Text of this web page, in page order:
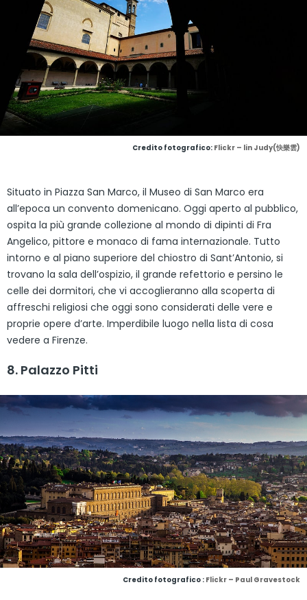
Credito fotografico: Flickr – lin Judy(快樂雲)
Situato in Piazza San Marco, il Museo di San Marco era
all’epoca un convento domenicano. Oggi aperto al pubblico,
ospita la più grande collezione al mondo di dipinti di Fra
Angelico, pittore e monaco di fama internazionale. Tutto
intorno e al piano superiore del chiostro di Sant’Antonio, si
trovano la sala dell’ospizio, il grande refettorio e persino le
celle dei dormitori, che vi accoglieranno alla scoperta di
affreschi religiosi che oggi sono considerati delle vere e
proprie opere d’arte. Imperdibile luogo nella lista di cosa
vedere a Firenze.
8. Palazzo Pitti
Credito fotografico : Flickr – Paul Gravestock